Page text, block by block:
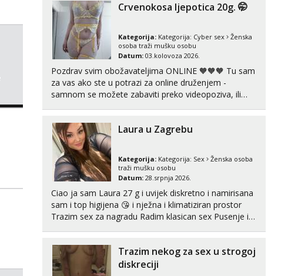
možeš pranaći nešto po svojoj mjeri. Sexi videa s
kolegica...
Crvenokosa ljepotica 20g. 🤭
Kategorija: Kategorija: Cyber sex
Ženska
osoba traži mušku osobu
Datum: 03.kolovoza 2026.
Pozdrav svim obožavateljima ONLINE 🧡🧡🧡 Tu sam
za vas ako ste u potrazi za online druženjem -
samnom se možete zabaviti preko videopoziva, ili
tipkanja uz slike i hot line pozive. Za vas sam
pripremila ...
Laura u Zagrebu
Kategorija: Kategorija: Sex
Ženska osoba
traži mušku osobu
Datum: 28.srpnja 2026.
Ciao ja sam Laura 27 g i uvijek diskretno i namirisana
sam i top higijena 😘 i nježna i klimatiziran prostor
Trazim sex za nagradu Radim klasican sex Pusenje i
neljubim se Wha...Trazim nekog za sex u strogoj
diskreciji